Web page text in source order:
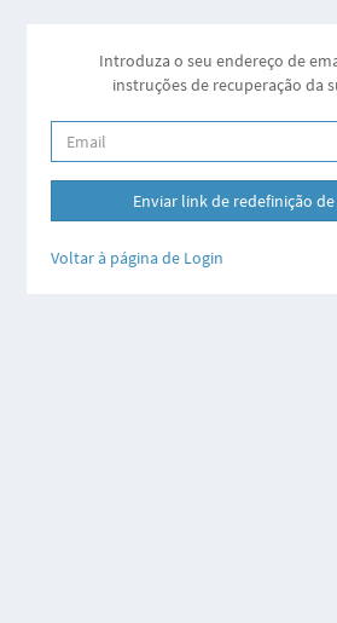
Introduza o seu endereço de
instruções de recuperação da
Enviar link de redefinição
Voltar à página de Login